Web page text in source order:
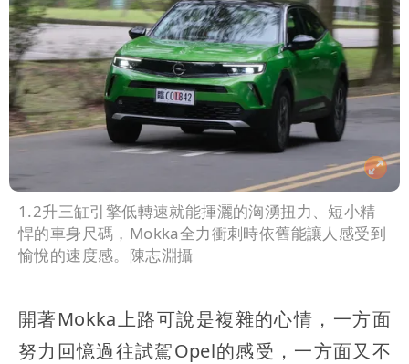
1.2升三缸引擎低轉速就能揮灑的洶湧扭力、短小精
悍的車身尺碼，Mokka全力衝刺時依舊能讓人感受到
愉悅的速度感。陳志淵攝
開著Mokka上路可說是複雜的心情，一方面
努力回憶過往試駕Opel的感受，一方面又不